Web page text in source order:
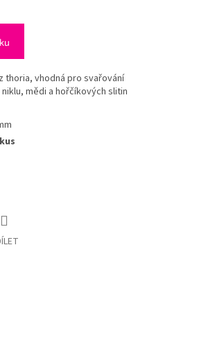
thoria, vhodná pro svařování
mědi a hořčíkových slitin